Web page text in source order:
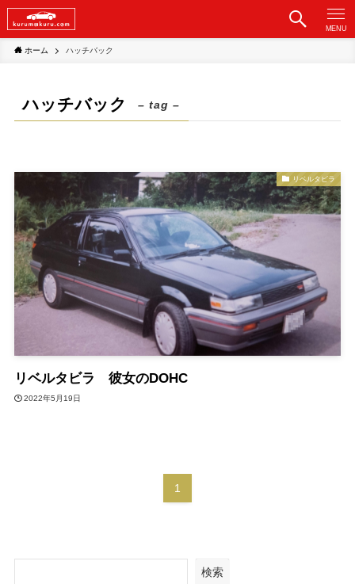
MENU
ホーム ハッチバック
ハッチバック – tag –
リベルタビラ
リベルタビラ 彼女のDOHC
2022年5月19日
1
検索